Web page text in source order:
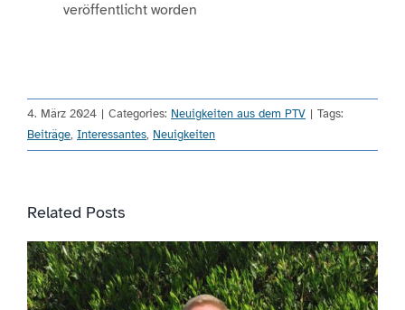
veröffentlicht worden
4. März 2024 | Categories: Neuigkeiten aus dem PTV | Tags:
Beiträge, Interessantes, Neuigkeiten
Related Posts